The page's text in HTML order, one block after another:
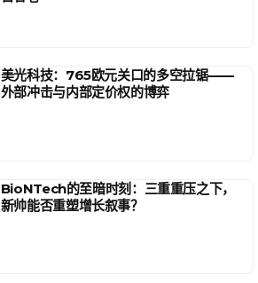
美光科技：765欧元关口的多空拉锯——
外部冲击与内部定价权的博弈
BioNTech的至暗时刻：三重重压之下，
新帅能否重塑增长叙事？